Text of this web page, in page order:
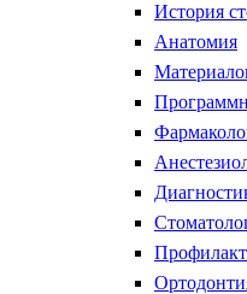
История
Анатомия